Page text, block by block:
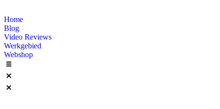
Home
Blog
Video Reviews
Werkgebied
Webshop